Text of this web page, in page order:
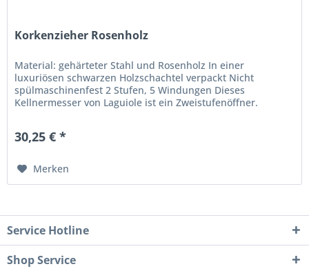
Korkenzieher Rosenholz
Material: gehärteter Stahl und Rosenholz In einer
luxuriösen schwarzen Holzschachtel verpackt Nicht
spülmaschinenfest 2 Stufen, 5 Windungen Dieses
Kellnermesser von Laguiole ist ein Zweistufenöffner.
30,25 € *
Merken
Service Hotline
Shop Service